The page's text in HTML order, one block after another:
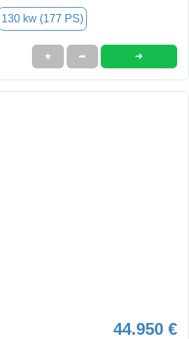
130 kw (177 PS)
★ ➦ ➜
44.950 €